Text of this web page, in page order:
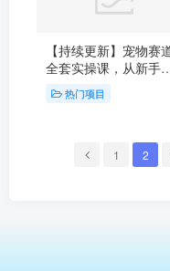
【持续更新】宠物赛
全套实操课，从新手
速跑通宠物赛道，抢占
宠物赛道红利
热门项目
1 2